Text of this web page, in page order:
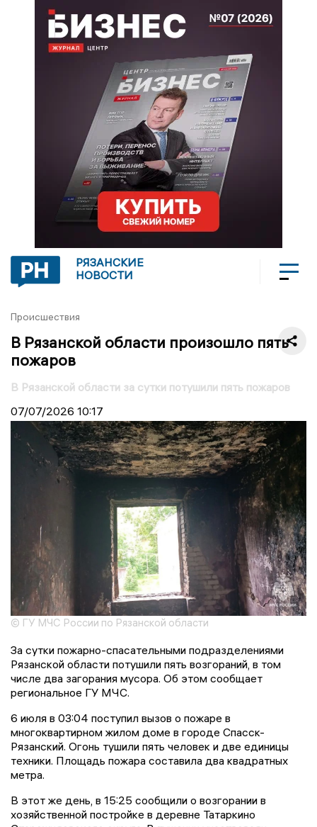
РЯЗАНСКИЕ
НОВОСТИ
Происшествия
В Рязанской области произошло пять
пожаров
В Рязанской области за сутки потушили пять пожаров
07/07/2026 10:17
© ГУ МЧС России по Рязанской области
За сутки пожарно-спасательными подразделениями
Рязанской области потушили пять возгораний, в том
числе два загорания мусора. Об этом сообщает
региональное ГУ МЧС.
6 июля в 03:04 поступил вызов о пожаре в
многоквартирном жилом доме в городе Спасск-
Рязанский. Огонь тушили пять человек и две единицы
техники. Площадь пожара составила два квадратных
метра.
В этот же день, в 15:25 сообщили о возгорании в
хозяйственной постройке в деревне Татаркино